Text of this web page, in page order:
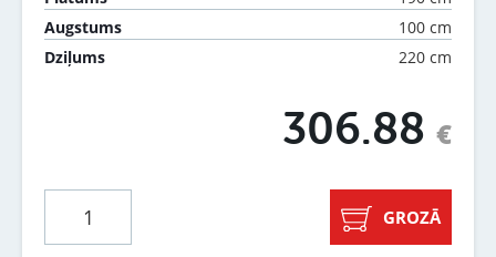
Augstums
100 cm
Dziļums
220 cm
306.88 €
GROZĀ